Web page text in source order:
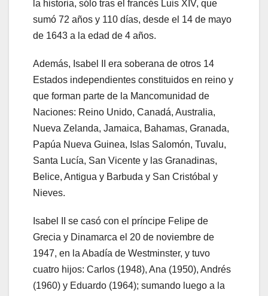
la historia, sólo tras el francés Luis XIV, que
sumó 72 años y 110 días, desde el 14 de mayo
de 1643 a la edad de 4 años.
Además, Isabel II era soberana de otros 14
Estados independientes constituidos en reino y
que forman parte de la Mancomunidad de
Naciones: Reino Unido, Canadá, Australia,
Nueva Zelanda, Jamaica, Bahamas, Granada,
Papúa Nueva Guinea, Islas Salomón, Tuvalu,
Santa Lucía, San Vicente y las Granadinas,
Belice, Antigua y Barbuda y San Cristóbal y
Nieves.
Isabel II se casó con el príncipe Felipe de
Grecia y Dinamarca el 20 de noviembre de
1947, en la Abadía de Westminster, y tuvo
cuatro hijos: Carlos (1948), Ana (1950), Andrés
(1960) y Eduardo (1964); sumando luego a la